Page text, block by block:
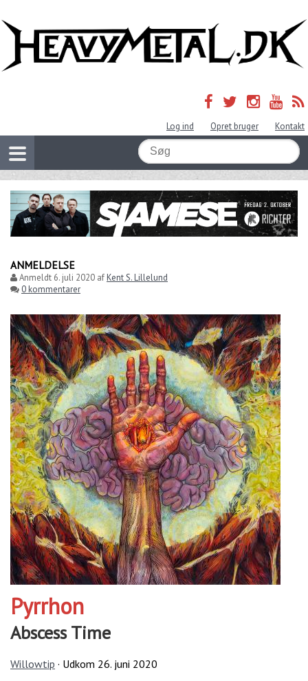
Log ind Opret bruger Kontakt
ANMELDELSE
Anmeldt 6. juli 2020 afKent S. Lillelund
0 kommentarer
Pyrrhon
Abscess Time
Willowtip · Udkom 26. juni 2020